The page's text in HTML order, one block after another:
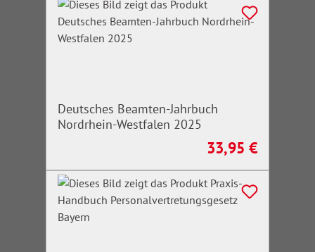
Deutsches Beamten-Jahrbuch
Nordrhein-Westfalen 2025
Regulärer Preis:
33,95 €